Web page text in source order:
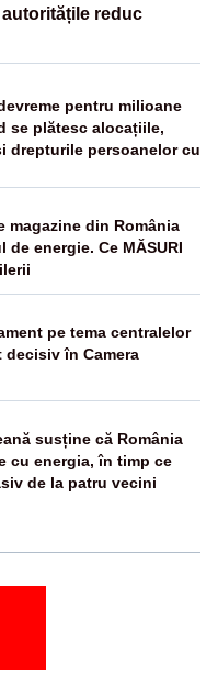
autoritățile reduc
pentru milioane
se plătesc alocațiile,
drepturile persoanelor cu
magazine din România
de energie. Ce MĂSURI
pe tema centralelor
decisiv în Camera
susține că România
cu energia, în timp ce
de la patru vecini